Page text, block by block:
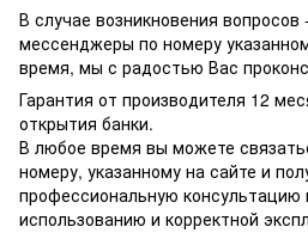
В случае возникновения
мессенджеры по номеру
время, мы с радостью Вас
Гарантия от производителя 12
открытия банки.
В любое время вы можете
номеру, указанному на сайте и
профессиональную консультацию
использованию и корректной